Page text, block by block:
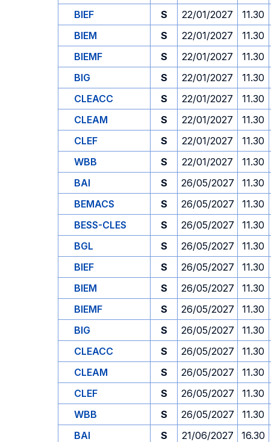
BIEF
S 22/01/2027 11.30
BIEM
S 22/01/2027 11.30
BIEMF
S 22/01/2027 11.30
BIG
S 22/01/2027 11.30
CLEACC
S 22/01/2027 11.30
CLEAM
S 22/01/2027 11.30
CLEF
S 22/01/2027 11.30
WBB
S 22/01/2027 11.30
BAI
S 26/05/2027 11.30
BEMACS
S 26/05/2027 11.30
BESS-CLES
S 26/05/2027 11.30
BGL
S 26/05/2027 11.30
BIEF
S 26/05/2027 11.30
BIEM
S 26/05/2027 11.30
BIEMF
S 26/05/2027 11.30
BIG
S 26/05/2027 11.30
CLEACC
S 26/05/2027 11.30
CLEAM
S 26/05/2027 11.30
CLEF
S 26/05/2027 11.30
WBB
S 26/05/2027 11.30
BAI
S 21/06/2027 16.30